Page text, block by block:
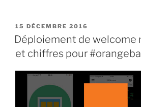
15 DÉCEMBRE 2016
Déploiement de welcome
et chiffres pour